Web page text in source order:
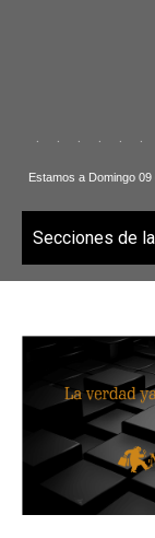
. . . . . .
Estamos a Domingo
Secciones de